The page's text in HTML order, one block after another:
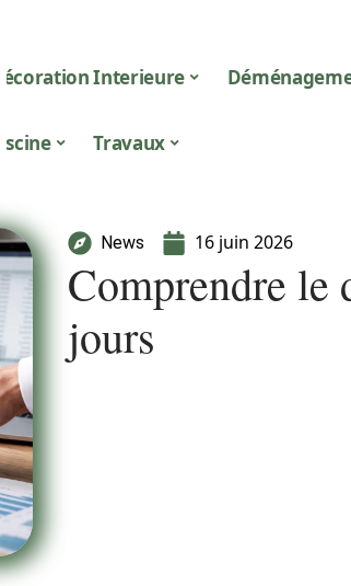
Décoration Interieure
Piscine Travaux
News 16 juin 2026
Comprendre le
jours